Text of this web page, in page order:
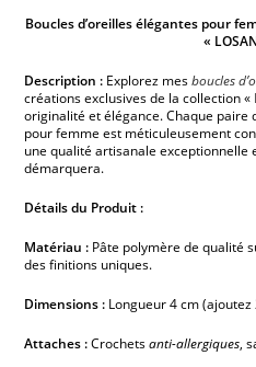
Boucles d’oreilles élégantes pour
«
Description : Explorez mesboucles
créations exclusives de la collection «
originalité et élégance. Chaque paire
pour femme est méticuleusement
une qualité artisanale exceptionnelle
démarquera.
Détails du Produit :
Matériau : Pâte polymère de qualité
des finitions uniques.
Dimensions : Longueur 4 cm
Attaches :Crochetsanti-allergiques,